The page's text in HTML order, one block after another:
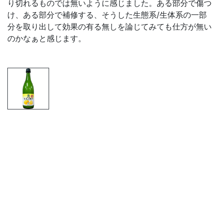
り切れるものでは無いように感じました。ある部分で傷つ
け、ある部分で補修する、そうした生態系/生体系の一部
分を取り出して効果の有る無しを論じてみても仕方が無い
のかなぁと感じます。